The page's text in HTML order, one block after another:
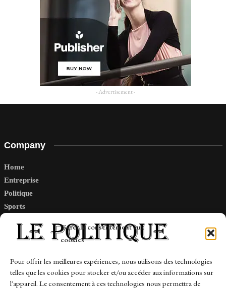
Gérer le consentement aux
cookies
Pour offrir les meilleures expériences, nous utilisons des technologies
telles que les cookies pour stocker et/ou accéder aux informations sur
l'appareil. Le consentement à ces technologies nous permettra de
- Advertisement -
Company
Home
Entreprise
Politique
Sports
Links